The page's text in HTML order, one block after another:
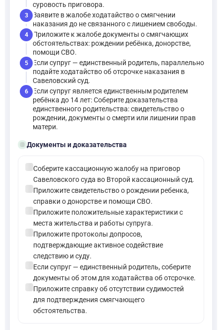
суровость приговора.
3
Заявите в жалобе ходатайство о смягчении
наказания до не связанного с лишением свободы.
4
Приложите к жалобе документы о смягчающих
обстоятельствах: рождении ребёнка, донорстве,
помощи СВО.
5
Если супруг — единственный родитель, параллельно
подайте ходатайство об отсрочке наказания в
Савеловский суд.
6
Если супруг является единственным родителем
ребёнка до 14 лет: Соберите доказательства
единственного родительства: свидетельство о
рождении, документы о смерти или лишении прав
матери.
folder_openДокументы и доказательства
Соберите кассационную жалобу на приговор
Савеловского суда во Второй кассационный суд.
Приложите свидетельство о рождении ребенка,
справки о донорстве и помощи СВО.
Приложите положительные характеристики с
места жительства и работы супруга.
Приложите протоколы допросов,
подтверждающие активное содействие
следствию и суду.
Если супруг — единственный родитель, соберите
документы об этом для ходатайства об отсрочке.
Приложите справку об отсутствии судимостей
для подтверждения смягчающего
обстоятельства.